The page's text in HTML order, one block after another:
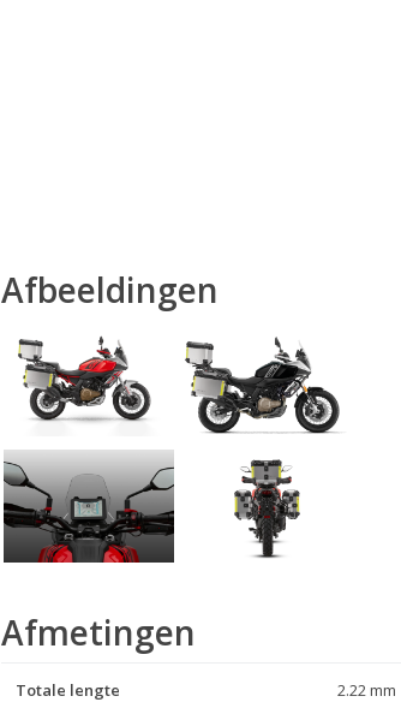
Afbeeldingen
Afmetingen
Totale lengte 2.22 mm